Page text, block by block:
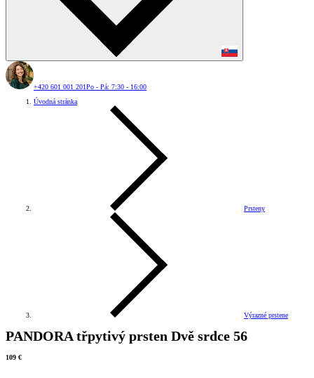
+420 601 001 201Po - Pá: 7:30 - 16:00
Úvodná stránka
Prsteny
Výrazné prstene
PANDORA třpytivý prsten Dvě srdce 56
109 €